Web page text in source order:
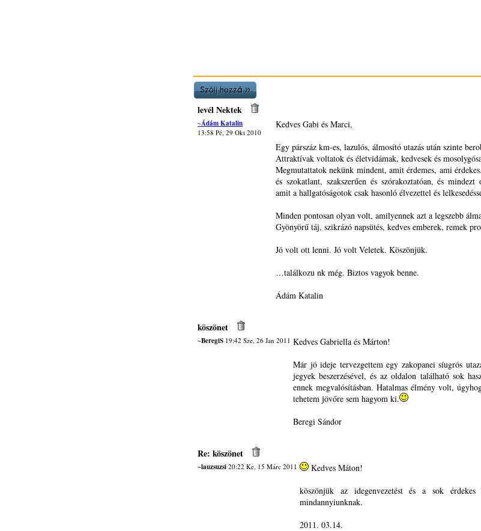
levél Nektek
~Ádám Katalin
13:58 Pé, 29 Okt 2010
Kedves Gabi és Marci,
Egy párszáz km-es, lazulós, álmosító utazás után szinte
Attraktívak voltatok és életvidámak, kedvesek és
Megmutattatok nekünk mindent, amit érdemes, ami
és szokatlant, szakszerűen és szórakoztatóan, és mindezt
amit a hallgatóságotok csak hasonló élvezettel és
Minden pontosan olyan volt, amilyennek azt a legszebb
Gyönyörű táj, szikrázó napsütés, kedves emberek, remek
Jó volt ott lenni. Jó volt Veletek. Köszönjük.
…találkozu nk még. Biztos vagyok benne.
Ádám Katalin
köszönet
~BeregiS 19:42 Sze, 26 Jan 2011 Kedves Gabriella és Márton!
Már jó ideje tervezgettem egy zakopanei síugrós
jegyek beszerzésével, és az oldalon található sok
ennek megvalósításban. Hatalmas élmény volt,
tehetem jövőre sem hagyom ki.
Beregi Sándor
Re: köszönet
~lauzsuzsi 20:22 Ke, 15 Márc 2011
Kedves Máton!
köszönjük az idegenvezetést és a sok
mindannyiunknak.
2011. 03.14.